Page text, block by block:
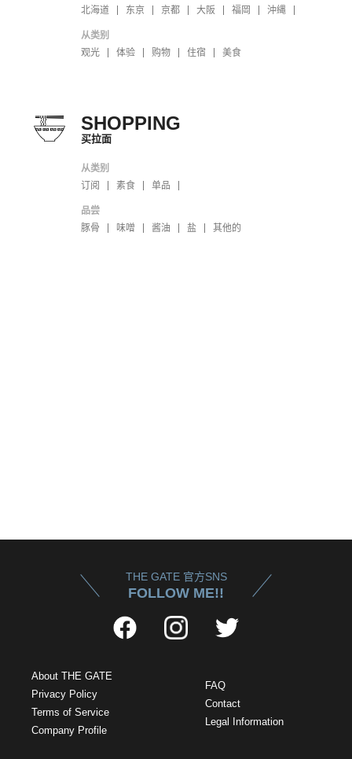
北海道
东京 京都 大阪 福岡 沖縄
从类别
观光
体验 购物 住宿 美食
SHOPPING
买拉面
从类别
订阅
素食 单品
品尝
豚骨
味噌 酱油 盐 其他的
THE GATE 官方SNS
FOLLOW ME!!
About THE GATE
Privacy Policy
Terms of Service
Company Profile
FAQ
Contact
Legal Information